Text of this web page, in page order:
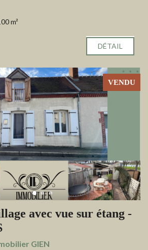
m²
DÉTAIL
VENDU
avec vue sur étang -
GIEN